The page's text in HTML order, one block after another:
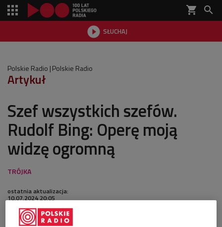
shopping_cart 
 SŁUCHAJ

Polskie Radio Polskie Radio
Artykuł
Szef wszystkich szefów.
Rudolf Bing: Operę moją
widzę ogromną
ostatnia aktualizacja:
10.07.2024 20:05